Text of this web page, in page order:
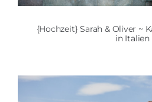
{Hochzeit} Sarah & Oliver ~
in Italien